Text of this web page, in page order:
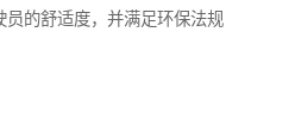
员的舒适度，并满足环保法规